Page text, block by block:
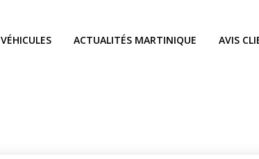
VÉHICULES ACTUALITÉS MARTINIQUE AVIS